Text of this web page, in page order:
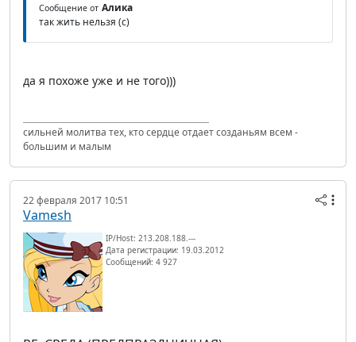
Сообщение от Алика
так жить нельзя (с)
да я похоже уже и не того)))
сильней молитва тех, кто сердце отдает созданьям всем -
большим и малым
22 февраля 2017 10:51
Vamesh
IP/Host: 213.208.188.---
Дата регистрации: 19.03.2012
Сообщений: 4 927